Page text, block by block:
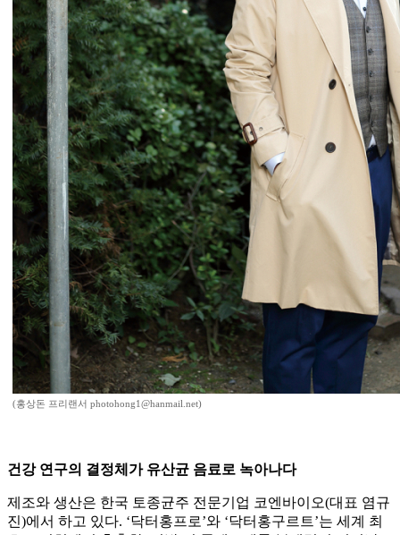
(홍상돈 프리랜서 photohong1@hanmail.net)
건강 연구의 결정체가 유산균 음료로 녹아나다
제조와 생산은 한국 토종균주 전문기업 코엔바이오(대표 염규
진)에서 하고 있다. ‘닥터홍프로’와 ‘닥터홍구르트’는 세계 최